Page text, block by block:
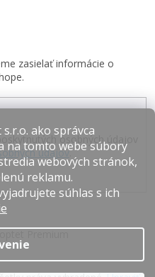
ako správca
na tomto webe súbory
webových stránok,
reklamu.
súhlas s ich
zasielať informácie o
osobných údajov
údajov.